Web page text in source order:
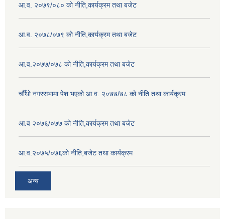
आ.व. २०७९/०८० को नीति,कार्यक्रम तथा बजेट
आ.व. २०७८/०७९ को नीति,कार्यक्रम तथा बजेट
आ.व.२०७७/०७८ को नीति,कार्यक्रम तथा बजेट
चौँथो नगरसभामा पेश भएको आ.व. २०७७/७८ को नीति तथा कार्यक्रम
आ.व २०७६/०७७ को नीति,कार्यक्रम तथा बजेट
आ.व.२०७५/०७६को नीति,बजेट तथा कार्यक्रम
अन्य